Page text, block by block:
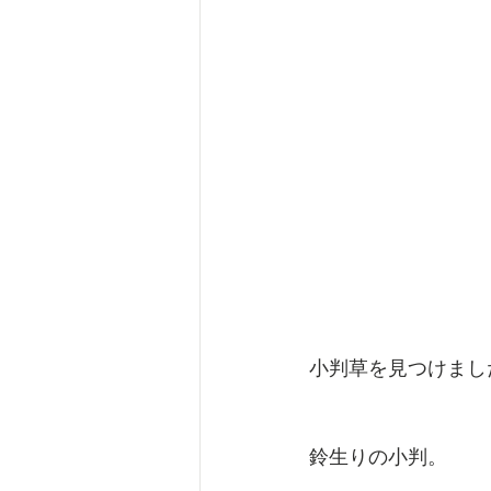
小判草を見つけま
鈴生りの小判。